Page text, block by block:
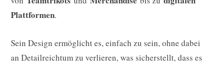
Plattformen.
Sein Design ermöglicht es, einfach zu sein, ohne dabei
an Detailreichtum zu verlieren, was sicherstellt, dass es